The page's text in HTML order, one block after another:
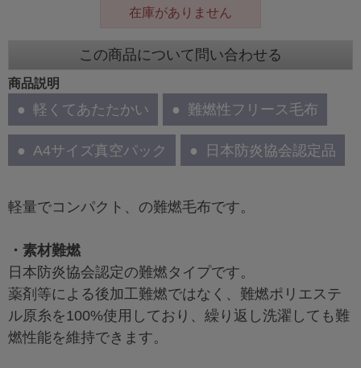
在庫がありません
この商品について問い合わせる
商品説明
軽くてあたたかい 難燃性フリース毛布
A4サイズ真空パック 日本防炎協会認定品
軽量でコンパクト、の難燃毛布です。
・素材難燃
日本防炎協会認定の難燃タイプです。
薬剤等による後加工難燃ではなく、難燃ポリエステ
ル原糸を100%使用しており、繰り返し洗濯しても難
燃性能を維持できます。